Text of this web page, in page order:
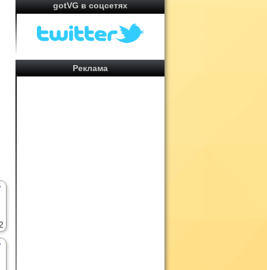
gotVG в соцсетях
Реклама